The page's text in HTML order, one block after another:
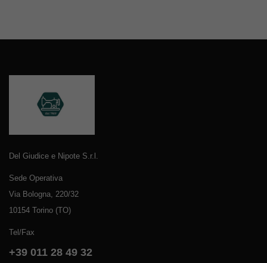
Del Giudice e Nipote S.r.l.
Sede Operativa
Via Bologna, 220/32
10154 Torino (TO)
Tel/Fax
+39 011 28 49 32